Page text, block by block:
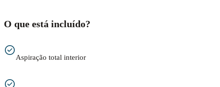
O que está incluído?
Aspiração total interior